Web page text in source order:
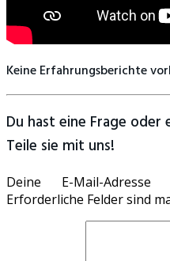
Keine Erfahrungsberichte
Du hast eine Frage
Teile sie mit uns!
Deine E-Mail-
Erforderliche Felder sind